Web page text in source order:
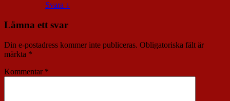
Svara ↓
Lämna ett svar
Din e-postadress kommer inte publiceras. Obligatoriska fält är
märkta *
Kommentar *